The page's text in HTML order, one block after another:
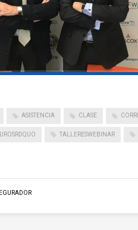
ASISTENCIA CLASE
TALLERESWEBINAR